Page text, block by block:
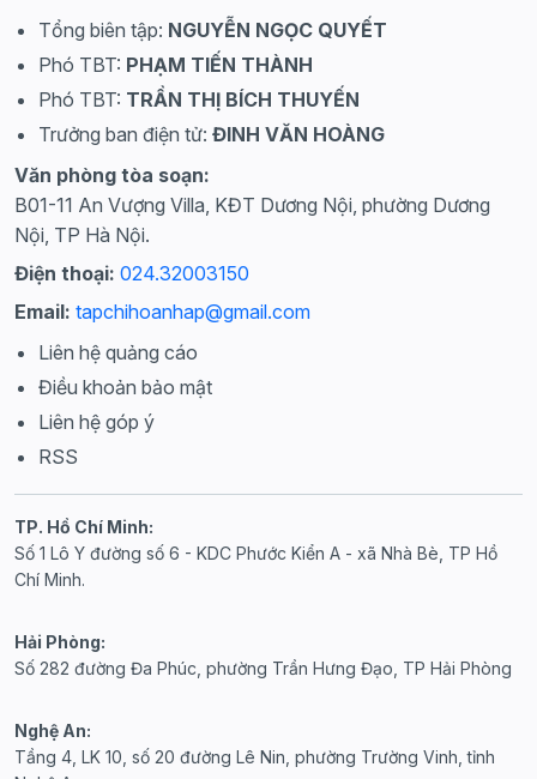
Tổng biên tập: NGUYỄN NGỌC QUYẾT
Phó TBT: PHẠM TIẾN THÀNH
Phó TBT: TRẦN THỊ BÍCH THUYẾN
Trưởng ban điện tử: ĐINH VĂN HOÀNG
Văn phòng tòa soạn:
B01-11 An Vượng Villa, KĐT Dương Nội, phường Dương
Nội, TP Hà Nội.
Điện thoại: 024.32003150
Email: tapchihoanhap@gmail.com
Liên hệ quảng cáo
Điều khoản bảo mật
Liên hệ góp ý
RSS
TP. Hồ Chí Minh:
Số 1 Lô Y đường số 6 - KDC Phước Kiển A - xã Nhà Bè, TP Hồ
Chí Minh.
Hải Phòng:
Số 282 đường Đa Phúc, phường Trần Hưng Đạo, TP Hải Phòng
Nghệ An:
Tầng 4, LK 10, số 20 đường Lê Nin, phường Trường Vinh, tỉnh